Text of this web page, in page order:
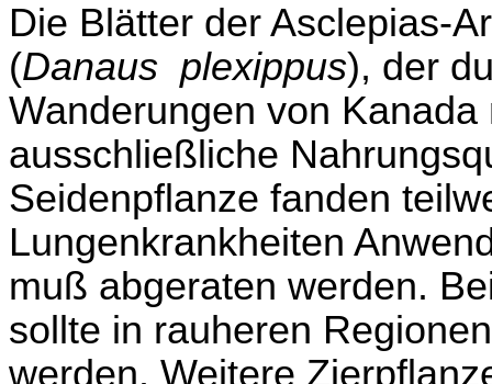
Die Blätter der Asclepias-
(Danaus plexippus), der
Wanderungen von
ausschließliche
Seidenpflanze fanden
Lungenkrankheiten
muß abgeraten werden.
sollte in rauheren
werden. Weitere